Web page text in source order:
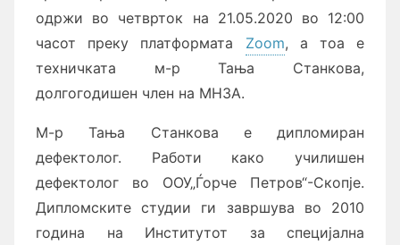
одржи во четврток на 21.05.2020 во 12:00
часот преку платформата
Zoom, а тоа е
техничката м-р Тања Станкова,
долгогодишен член на МНЗА.
М-р Тања Станкова е дипломиран
дефектолог. Работи како училишен
дефектолог во ООУ„Ѓорче Петров“-Скопје.
Дипломските студии ги завршува во 2010
година на Институтот за специјална